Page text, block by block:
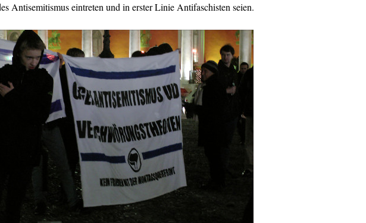
Antisemitismus eintreten und in erster Linie Antifaschisten seien.